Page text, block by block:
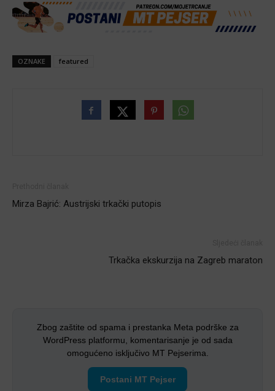
OZNAKE featured
Mirza Bajrić: Austrijski trkački putopis
Trkačka ekskurzija na Zagreb maraton
Zbog zaštite od spama i prestanka Meta podrške za
WordPress platformu, komentarisanje je od sada
omogućeno isključivo MT Pejserima.
Postani MT Pejser